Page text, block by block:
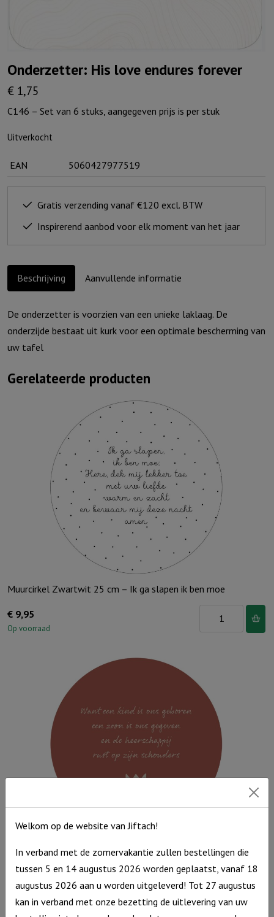
Onderzetter: His love endures forever
€ 1,75
C146 – Set van 6 stuks, aangegeven prijs is per stuk
Uitverkocht
EAN 5060427977519
Gratis verzending vanaf €120 excl. BTW
Inspirerend aanbod voor elk moment van het jaar
Beschrijving Aanvullende informatie
De onderzetter is voorzien van een unieke laklaag. De
onderzijde bestaat uit kurk voor een optimale bescherming van
uw tafel
Gerelateerde producten
Muurcirkel Zwartwit 25 cm – Ik ga slapen ik ben moe
€ 9,95
Op voorraad
Muurcirkel
Ik
slapen
moe
geboren
9,95
Op voorraad
Muurcirkel
Kerst
Donkerrood
Welkom op de website van Jiftach!
In verband met de zomervakantie zullen bestellingen die
tussen 5 en 14 augustus 2026 worden geplaatst, vanaf 18
augustus 2026 aan u worden uitgeleverd! Tot 27 augustus
kan in verband met onze bezetting de uitlevering van uw